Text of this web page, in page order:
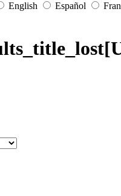
English Español